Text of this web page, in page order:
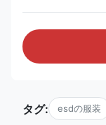
タグ: esdの服装